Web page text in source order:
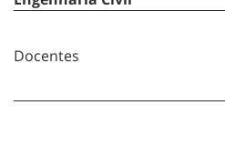
Docentes